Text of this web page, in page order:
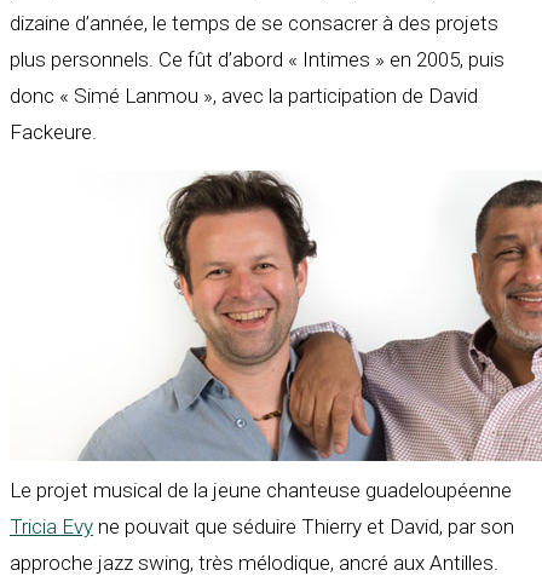
dizaine d’année, le temps de se consacrer à des projets
plus personnels. Ce fût d’abord « Intimes » en 2005, puis
donc « Simé Lanmou », avec la participation de David
Fackeure.
Le projet musical de la jeune chanteuse guadeloupéenne
Tricia Evy ne pouvait que séduire Thierry et David, par son
approche jazz swing, très mélodique, ancré aux Antilles.